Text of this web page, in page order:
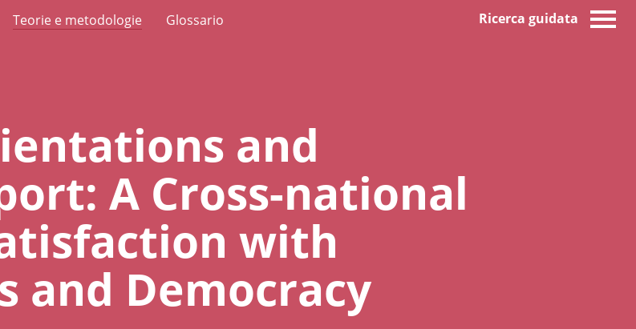
Teorie e metodologie Glossario Ricerca guidata
and
A Cross-national
with
and Democracy